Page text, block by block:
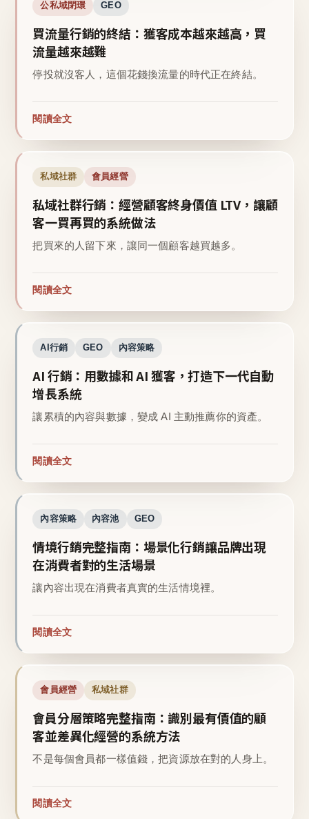
公私域閉環 GEO
買流量行銷的終結：獲客成本越來越高，買
流量越來越難
停投就沒客人，這個花錢換流量的時代正在終結。
閱讀全文
私域社群 會員經營
私域社群行銷：經營顧客終身價值 LTV，讓顧
客一買再買的系統做法
把買來的人留下來，讓同一個顧客越買越多。
閱讀全文
AI行銷 GEO 內容策略
AI 行銷：用數據和 AI 獲客，打造下一代自動
增長系統
讓累積的內容與數據，變成 AI 主動推薦你的資產。
閱讀全文
內容策略 內容池 GEO
情境行銷完整指南：場景化行銷讓品牌出現
在消費者對的生活場景
讓內容出現在消費者真實的生活情境裡。
閱讀全文
會員經營 私域社群
會員分層策略完整指南：識別最有價值的顧
客並差異化經營的系統方法
不是每個會員都一樣值錢，把資源放在對的人身上。
閱讀全文